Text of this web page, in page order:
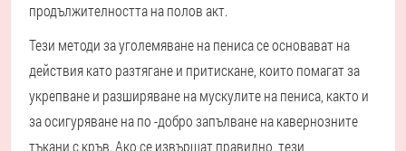
продължителността на полов акт.
Тези методи за уголемяване на пениса се основават на
действия като разтягане и притискане, които помагат за
укрепване и разширяване на мускулите на пениса, както и
за осигуряване на по -добро запълване на кавернозните
тъкани с кръв. Ако се извършат правилно, тези